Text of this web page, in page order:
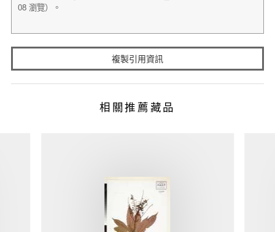
複製引用資訊
相關推薦藏品